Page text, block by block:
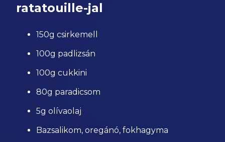
ratatouille-jal
150g csirkemell
100g padlizsán
100g cukkini
80g paradicsom
5g olívaolaj
Bazsalikom, oregánó, fokhagyma